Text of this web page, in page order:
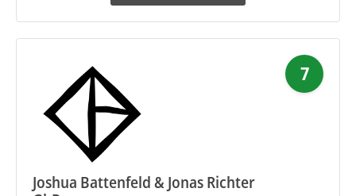
Joshua Battenfeld & Jonas Richter
7